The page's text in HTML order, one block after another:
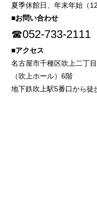
夏季休館日、年末年始（
■お問い合わせ
☎052-733-2111
■アクセス
名古屋市千種区吹上二丁
（吹上ホール）6階
地下鉄吹上駅5番口から徒